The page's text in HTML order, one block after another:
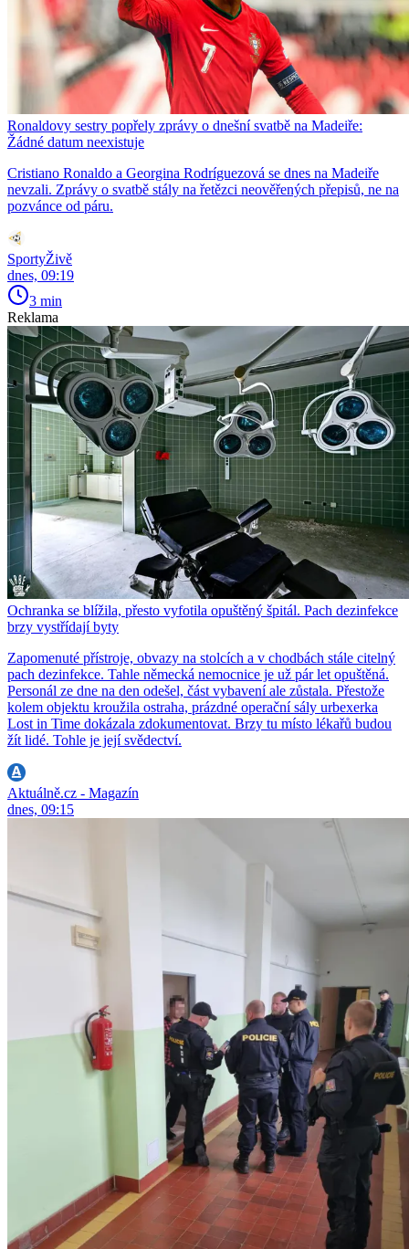
Ronaldovy sestry popřely zprávy o dnešní svatbě na Madeiře:
Žádné datum neexistuje
Cristiano Ronaldo a Georgina Rodríguezová se dnes na Madeiře
nevzali. Zprávy o svatbě stály na řetězci neověřených přepisů, ne na
pozvánce od páru.
SportyŽivě
dnes, 09:19
3 min
Reklama
Ochranka se blížila, přesto vyfotila opuštěný špitál. Pach dezinfekce
brzy vystřídají byty
Zapomenuté přístroje, obvazy na stolcích a v chodbách stále citelný
pach dezinfekce. Tahle německá nemocnice je už pár let opuštěná.
Personál ze dne na den odešel, část vybavení ale zůstala. Přestože
kolem objektu kroužila ostraha, prázdné operační sály urbexerka
Lost in Time dokázala zdokumentovat. Brzy tu místo lékařů budou
žít lidé. Tohle je její svědectví.
Aktuálně.cz - Magazín
dnes, 09:15